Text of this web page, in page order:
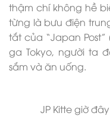
thậm chí không hề
từng là bưu điện
tắt của “Japan
ga Tokyo, người ta
sắm và ăn uống.
JP Kitte giờ